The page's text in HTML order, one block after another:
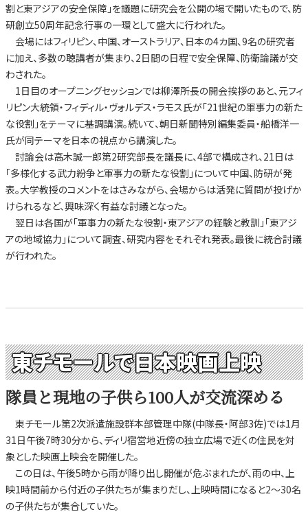
割と東アジアの安全保障」を議題に研究会を公開の場で開いたもので、防
研創立50周年記念行事の一環として盛大に行われた。
会場にはフィリピン、中国、オーストラリア、日本の4カ国、9名の研究者
に加え、多数の聴講者が集まり、2日間の日程で安全保障、防衛論議が交
わされた。
1日目のオープニングセッションでは柳澤所長の開会挨拶のあと、元フィ
リピン大統領・フィディル・ヴォルデス・ラモス氏が「21世紀の軍事力の新た
な役割」をテーマに基調講演。続いて、朝日新聞特別編集委員・船橋洋一
氏が同テーマを日本の視点から講演した。
討論会は高木誠一郎第2研究部長を議長に、4部で構成され、21日は
「多様化する武力紛争と軍事力の新たな役割」について中国、防研が発
表。大学教授のコメントをはさみながら、会場からは活発に質問が投げか
けられるなど、興味深く有益な討議となった。
翌日は各国が「軍事力の新たな役割・東アジアの経験と教訓」「東アジ
アの地域協力」について調査、研究内容をそれぞれ発表。最後に統合討議
が行われた。
東チモールで日本映画上映
隊員と現地の子供ら100人が交流深める
東チモール第2次派遣施設群本部管理中隊(中隊長・阿部3佐)では1月
31日午後7時30分から、ディリ宿営地近傍の独立広場で近くの住民を対
象とした映画上映会を開催した。
この日は、午後5時から雨が降り出し開催が危ぶまれたが、雨の中、上
映1時間前から付近の子供たちが集まりだし、上映時間になると2～30名
の子供たちが集合していた。